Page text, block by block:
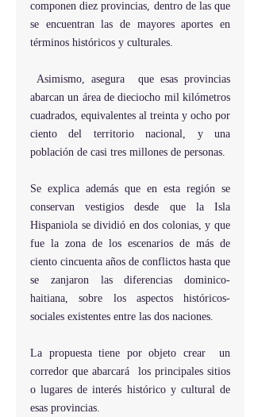
componen diez provincias, dentro de las que
se encuentran las de mayores aportes en
términos históricos y culturales.
Asimismo, asegura  que esas provincias
abarcan un área de dieciocho mil kilómetros
cuadrados, equivalentes al treinta y ocho por
ciento del territorio nacional, y una
población de casi tres millones de personas.
Se explica además que en esta región se
conservan vestigios desde que la Isla
Hispaniola se dividió en dos colonias, y que
fue la zona de los escenarios de más de
ciento cincuenta años de conflictos hasta que
se zanjaron las diferencias dominico-
haitiana, sobre los aspectos históricos-
sociales existentes entre las dos naciones.
La propuesta tiene por objeto crear  un
corredor que abarcará  los principales sitios
o lugares de interés histórico y cultural de
esas provincias.